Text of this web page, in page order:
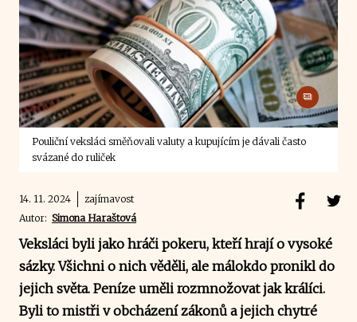
Pouliční veksláci směňovali valuty a kupujícím je dávali často
svázané do ruliček
14. 11. 2024
zajímavost
Autor: Simona Haraštová
Veksláci byli jako hráči pokeru, kteří hrají o vysoké
sázky. Všichni o nich věděli, ale málokdo pronikl do
jejich světa. Peníze uměli rozmnožovat jak králíci.
Byli to mistři v obcházení zákonů a jejich chytré